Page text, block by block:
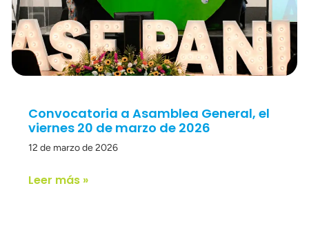
Convocatoria a Asamblea General, el
viernes 20 de marzo de 2026
12 de marzo de 2026
Leer más »